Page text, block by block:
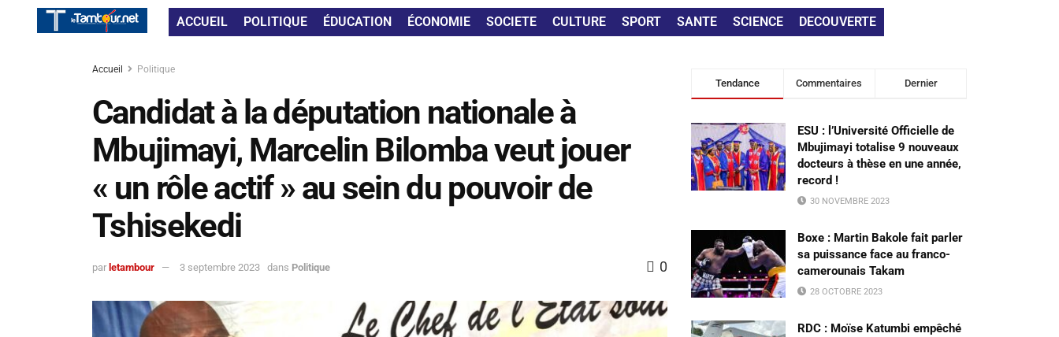
ACCUEIL POLITIQUE ÉDUCATION ÉCONOMIE SOCIETE CULTURE SPORT SANTE SCIENCE DECOUVERTE
Accueil Politique
Candidat à la députation nationale à
Mbujimayi, Marcelin Bilomba veut jouer
« un rôle actif » au sein du pouvoir de
Tshisekedi
par letambour 3 septembre 2023 dans Politique 0
Tendance Commentaires Dernier
ESU : l’Université Officielle de
Mbujimayi totalise 9 nouveaux
docteurs à thèse en une année,
record !
30 NOVEMBRE 2023
Boxe : Martin Bakole fait parler
sa puissance face au franco-
camerounais Takam
28 OCTOBRE 2023
RDC : Moïse Katumbi empêché